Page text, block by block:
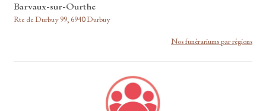
Barvaux-sur-Ourthe
Rte de Durbuy 99, 6940 Durbuy
Nos funérariums par régions